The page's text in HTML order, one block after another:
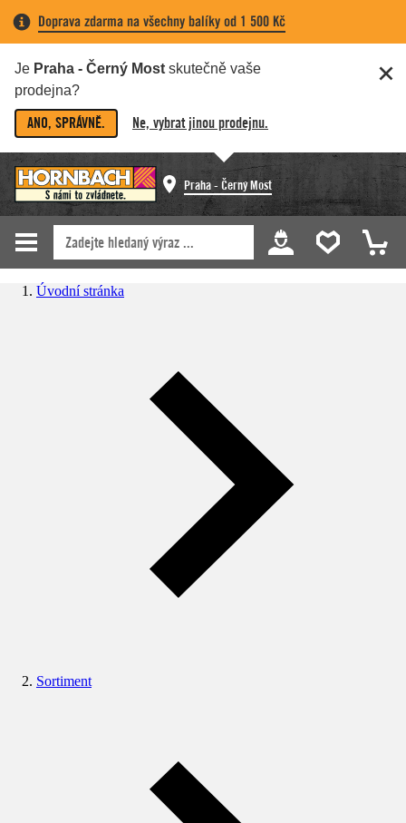
Doprava zdarma na všechny balíky od 1 500 Kč
Je Praha - Černý Most skutečně vaše
prodejna?
ANO, SPRÁVNĚ. Ne, vybrat jinou prodejnu.
Praha - Černý Most
Úvodní stránka
Sortiment